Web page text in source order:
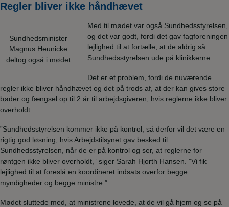
Regler bliver ikke håndhævet
Sundhedsminister
Magnus Heunicke
deltog også i mødet
Med til mødet var også Sundhedsstyrelsen,
og det var godt, fordi det gav fagforeningen
lejlighed til at fortælle, at de aldrig så
Sundhedsstyrelsen ude på klinikkerne.
Det er et problem, fordi de nuværende
regler ikke bliver håndhævet og det på trods af, at der kan gives store
bøder og fængsel op til 2 år til arbejdsgiveren, hvis reglerne ikke bliver
overholdt.
”Sundhedsstyrelsen kommer ikke på kontrol, så derfor vil det være en
rigtig god løsning, hvis Arbejdstilsynet gav besked til
Sundhedsstyrelsen, når de er på kontrol og ser, at reglerne for
røntgen ikke bliver overholdt,” siger Sarah Hjorth Hansen. ”Vi fik
lejlighed til at foreslå en koordineret indsats overfor begge
myndigheder og begge ministre.”
Mødet sluttede med, at ministrene lovede, at de vil gå hjem og se på